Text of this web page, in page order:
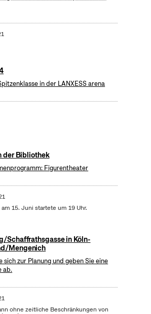
in der LANXESS arena
der Bibliothek
Figurentheater
15. Juni startete um 19 Uhr.
Schaffrathsgasse in Köln-
Mengenich
sich zur Planung und geben Sie eine
ab.
ohne zeitliche Beschränkungen von